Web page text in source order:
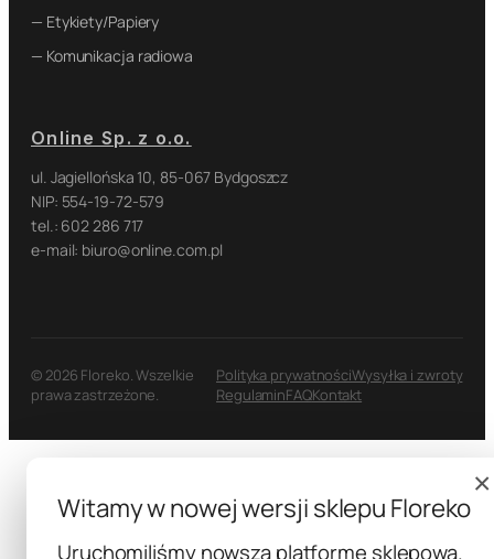
— Etykiety/Papiery
— Komunikacja radiowa
Online Sp. z o.o.
ul. Jagiellońska 10, 85-067 Bydgoszcz
NIP: 554-19-72-579
tel.: 602 286 717
e-mail: biuro@online.com.pl
© 2026 Floreko. Wszelkie
prawa zastrzeżone.
Polityka prywatnościWysyłka i zwroty
RegulaminFAQKontakt
×
Witamy w nowej wersji sklepu Floreko
Uruchomiliśmy nowszą platformę sklepową.